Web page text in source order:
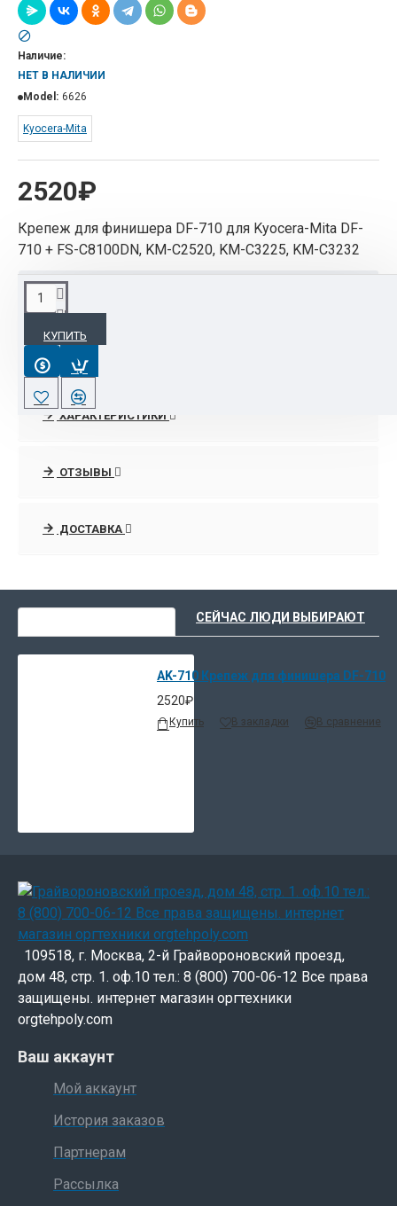
2520₽
Наличие:
НЕТ В НАЛИЧИИ
Model: 6626
Kyocera-Mita
Крепеж для финишера DF-710 для Kyocera-Mita DF-
710 + FS-C8100DN, KM-C2520, KM-C3225, KM-C3232
КУПИТЬ
ОПИСАНИЕ
Комплект крепления финишера DF-710 к МФУ
КМ-С2520/С3225/С3232/C4035E предназначен
для установки в МФУ в качестве бокового
отверстия для выхода бумаги на финишер.
ХАРАКТЕРИСТИКИ
ОТЗЫВЫ
ДОСТАВКА
СЕЙЧАС ЛЮДИ ВЫБИРАЮТ
AK-710 Крепеж для финишера DF-710
2520₽
Купить В закладки В сравнение
109518, г. Москва, 2-й Грайвороновский проезд,
дом 48, стр. 1. оф.10 тел.: 8 (800) 700-06-12 Все права
защищены. интернет магазин оргтехники
orgtehpoly.com
Ваш аккаунт
Мой аккаунт
История заказов
Партнерам
Рассылка